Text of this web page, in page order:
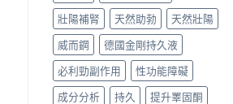
壯陽補腎
天然助勃
天然壯陽
威而鋼
德國金剛持久液
必利勁副作用
性功能障礙
成分分析
持久
提升睪固酮